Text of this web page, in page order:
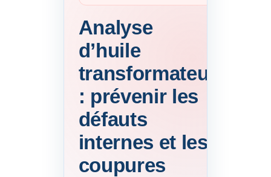
Analyse
d’huile
transformateur
: prévenir les
défauts
internes et les
coupures